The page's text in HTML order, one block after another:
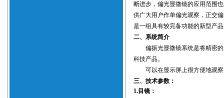
断进步，偏光显微镜的应用范围
供广大用户作单偏光观察，正交
是一组具有较完备功能的新型产品
二、系统简介
偏振光显微镜系统是将精密
科技产品。
可以在显示屏上很方便地观
三、技术参数：
1.目镜：